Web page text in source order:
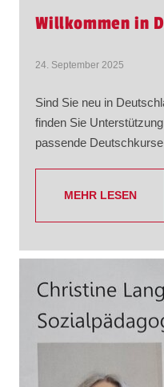
Willkommen in
24. September 2025
Sind Sie neu in
finden Sie
passende
MEHR LESEN